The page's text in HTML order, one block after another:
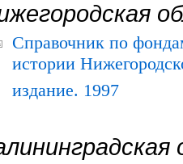
Справочник по
истории
издание. 1997